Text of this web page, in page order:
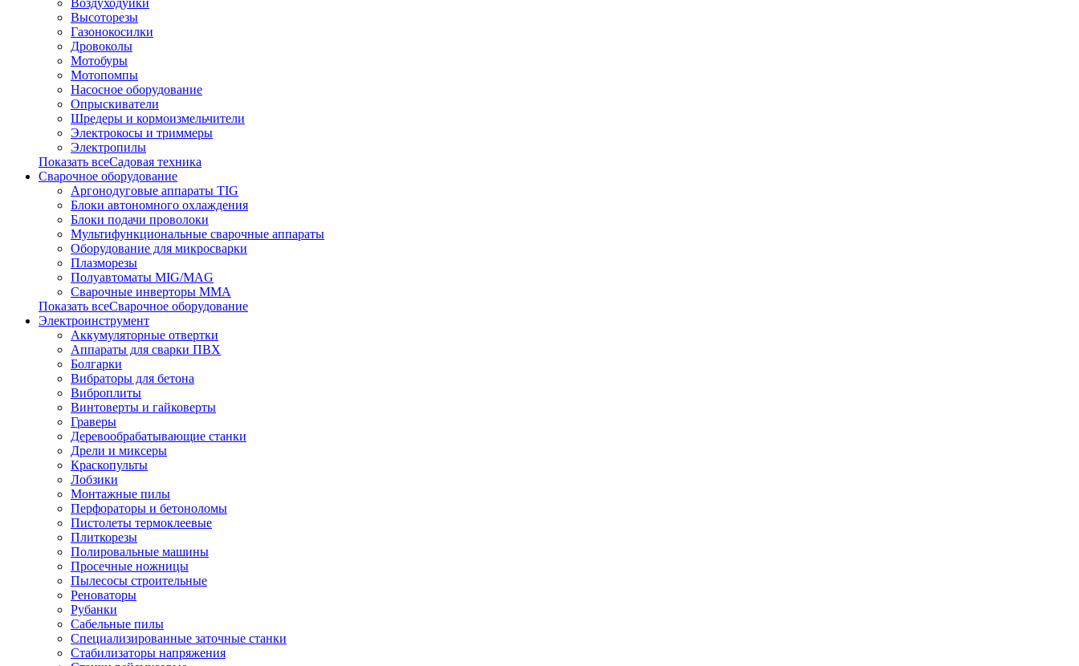
Воздуходуйки
Высоторезы
Газонокосилки
Дровоколы
Мотобуры
Мотопомпы
Насосное оборудование
Опрыскиватели
Шредеры и кормоизмельчители
Электрокосы и триммеры
Электропилы
Показать всеСадовая техника
Сварочное оборудование
Аргонодуговые аппараты TIG
Блоки автономного охлаждения
Блоки подачи проволоки
Мультифункциональные сварочные аппараты
Оборудование для микросварки
Плазморезы
Полуавтоматы MIG/MAG
Сварочные инверторы ММА
Показать всеСварочное оборудование
Электроинструмент
Аккумуляторные отвертки
Аппараты для сварки ПВХ
Болгарки
Вибраторы для бетона
Виброплиты
Винтоверты и гайковерты
Граверы
Деревообрабатывающие станки
Дрели и миксеры
Краскопульты
Лобзики
Монтажные пилы
Перфораторы и бетоноломы
Пистолеты термоклеевые
Плиткорезы
Полировальные машины
Просечные ножницы
Пылесосы строительные
Реноваторы
Рубанки
Сабельные пилы
Специализированные заточные станки
Стабилизаторы напряжения